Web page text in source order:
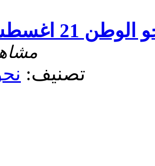
21 اغسطس 2016
415
تصنيف: